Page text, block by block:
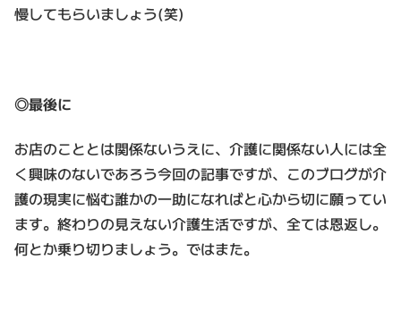
慢してもらいましょう(笑)
◎最後に
お店のこととは関係ないうえに、介護に関係ない人には全
く興味のないであろう今回の記事ですが、このブログが介
護の現実に悩む誰かの一助になればと心から切に願ってい
ます。終わりの見えない介護生活ですが、全ては恩返し。
何とか乗り切りましょう。ではまた。